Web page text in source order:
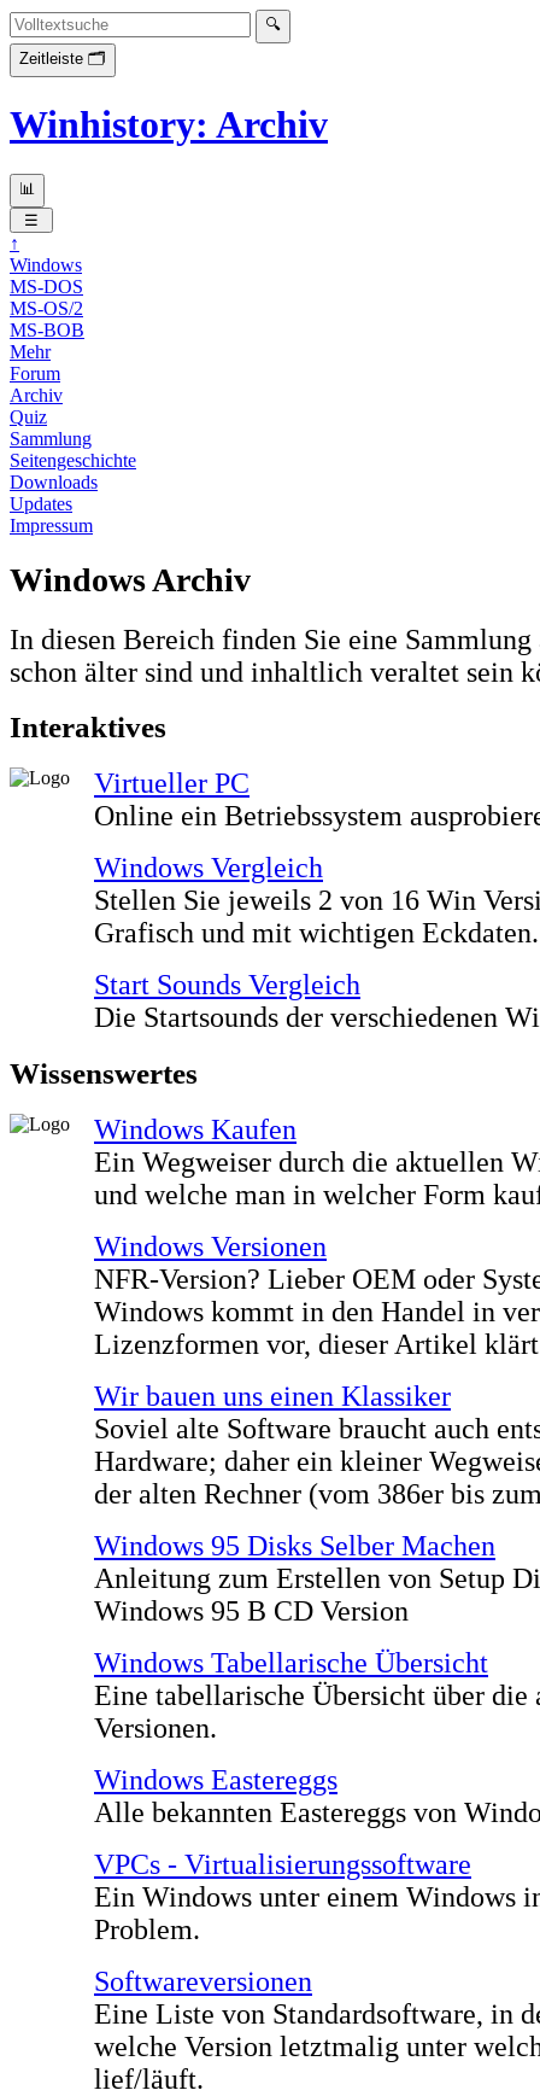
Winhistory: Archiv
↑
Windows
MS-DOS
MS-OS/2
MS-BOB
Mehr
Forum
Archiv
Quiz
Sammlung
Seitengeschichte
Downloads
Updates
Impressum
Windows Archiv
In diesen Bereich finden Sie eine
schon älter sind und inhaltlich veraltet sein
Interaktives
Virtueller PC
Online ein Betriebssystem
Windows Vergleich
Stellen Sie jeweils 2 von 16 Win
Grafisch und mit wichtigen Eckdaten.
Start Sounds Vergleich
Die Startsounds der verschiedenen
Wissenswertes
Windows Kaufen
Ein Wegweiser durch die aktuellen
und welche man in welcher Form
Windows Versionen
NFR-Version? Lieber OEM oder
Windows kommt in den Handel in
Lizenzformen vor, dieser Artikel
Wir bauen uns einen Klassiker
Soviel alte Software braucht auch
Hardware; daher ein kleiner
der alten Rechner (vom 386er bis
Windows 95 Disks Selber Machen
Anleitung zum Erstellen von Setup
Windows 95 B CD Version
Windows Tabellarische Übersicht
Eine tabellarische Übersicht über die
Versionen.
Windows Eastereggs
Alle bekannten Eastereggs von
VPCs - Virtualisierungssoftware
Ein Windows unter einem Windows
Problem.
Softwareversionen
Eine Liste von Standardsoftware, in
welche Version letztmalig unter
lief/läuft.